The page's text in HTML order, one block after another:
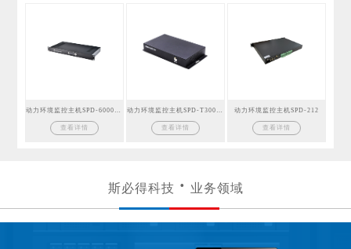
查看详情 查看详情
动力环境监控主机SPD-212
查看详情
斯必得科技 业务领域